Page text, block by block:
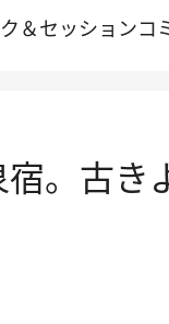
ク＆セッションコ
。古き